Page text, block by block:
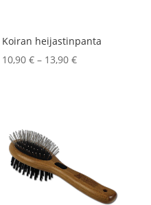
Koiran heijastinpanta
10,90€ – 13,90€Hintaluokka: